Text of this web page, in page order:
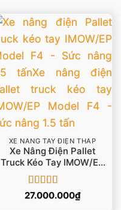
XE NÂNG TAY ĐIỆN THẤP
Xe Nâng Điện Pallet
Truck Kéo Tay IMOW/EP
Model F4 – Sức Nâng 1.5
Tấn
Được xếp
5 sao
27.000.000₫